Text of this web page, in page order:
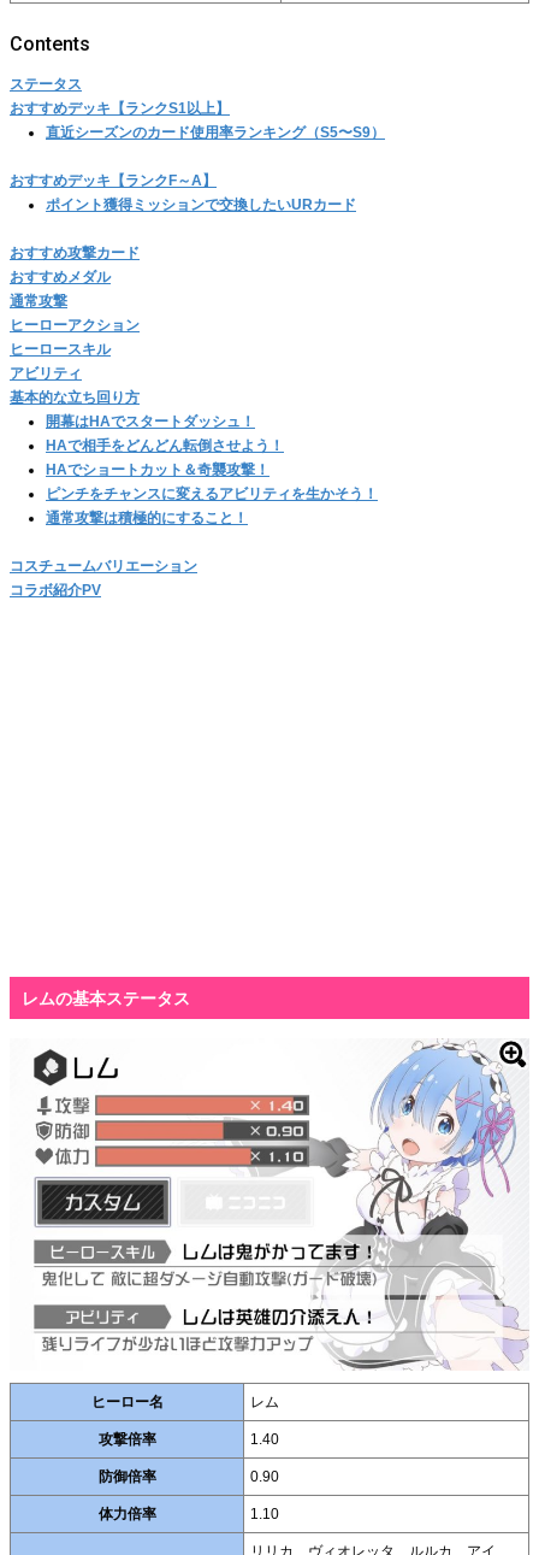
ステータス
おすすめデッキ【ランクS1以上】
直近シーズンのカード使用率ランキング（S5〜S9）
おすすめデッキ【ランクF～A】
ポイント獲得ミッションで交換したいURカード
おすすめ攻撃カード
おすすめメダル
通常攻撃
ヒーローアクション
ヒーロースキル
アビリティ
基本的な立ち回り方
開幕はHAでスタートダッシュ！
HAで相手をどんどん転倒させよう！
HAでショートカット＆奇襲攻撃！
ピンチをチャンスに変えるアビリティを生かそう！
通常攻撃は積極的にすること！
コスチュームバリエーション
コラボ紹介PV
レムの基本ステータス
ヒーロー名 レム
攻撃倍率 1.40
防御倍率 0.90
体力倍率 1.10